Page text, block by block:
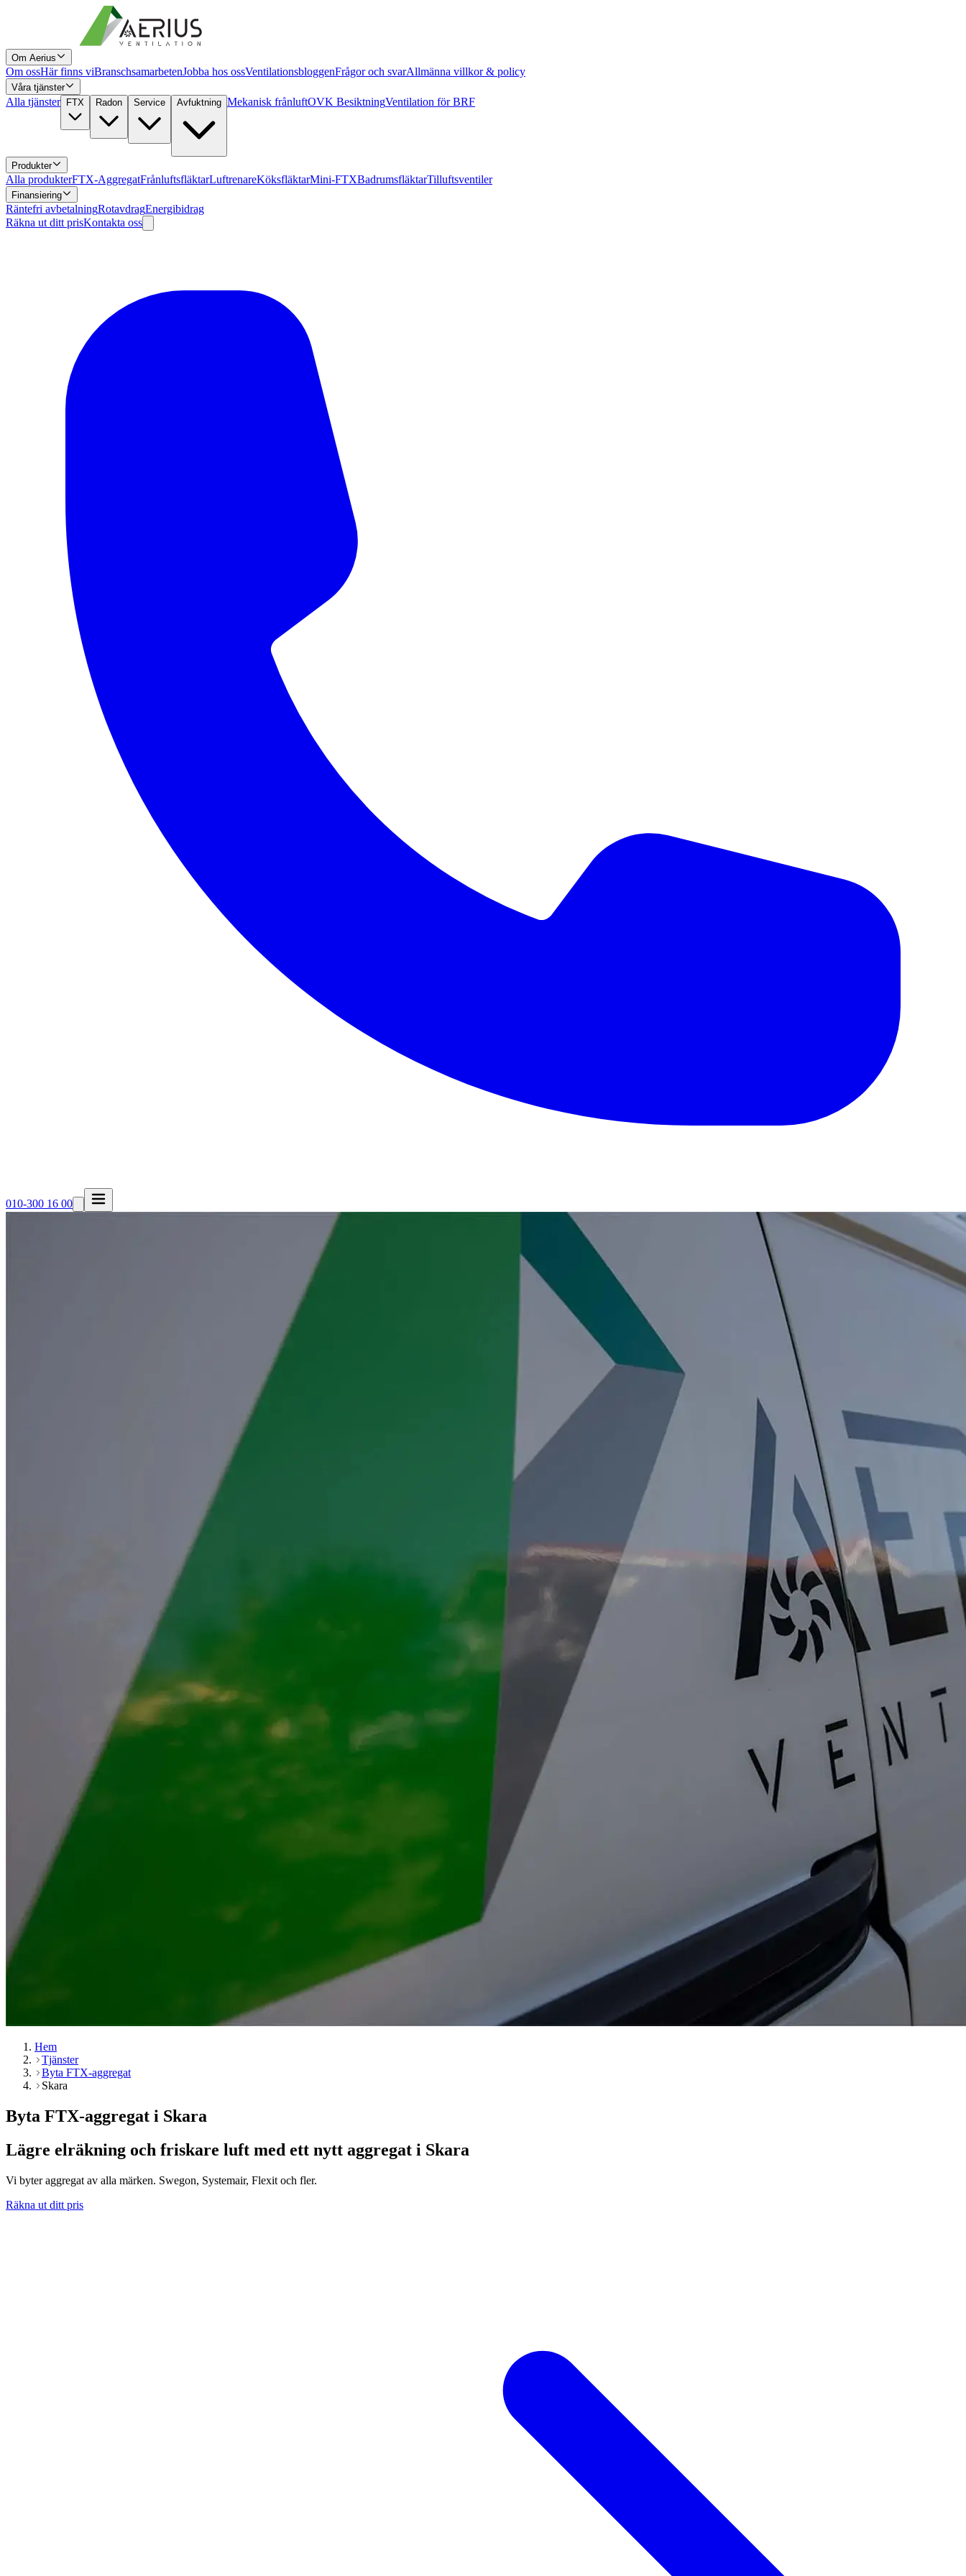
Om Aerius
Om ossHär finns viBranschsamarbetenJobba hos ossVentilationsbloggenFrågor och svarAllmänna villkor & policy
Våra tjänster
Alla tjänster FTX Radon Service Avfuktning Mekanisk frånluftOVK BesiktningVentilation för BRF
Produkter
Alla produkterFTX-AggregatFrånluftsfläktarLuftrenareKöksfläktarMini-FTXBadrumsfläktarTilluftsventiler
Finansiering
Räntefri avbetalningRotavdragEnergibidrag
Räkna ut ditt prisKontakta oss
010-300 16 00
Hem
Tjänster
Byta FTX-aggregat
Skara
Byta FTX-aggregat i Skara
Lägre elräkning och friskare luft med ett nytt aggregat i Skara
Vi byter aggregat av alla märken. Swegon, Systemair, Flexit och fler.
Räkna ut ditt pris